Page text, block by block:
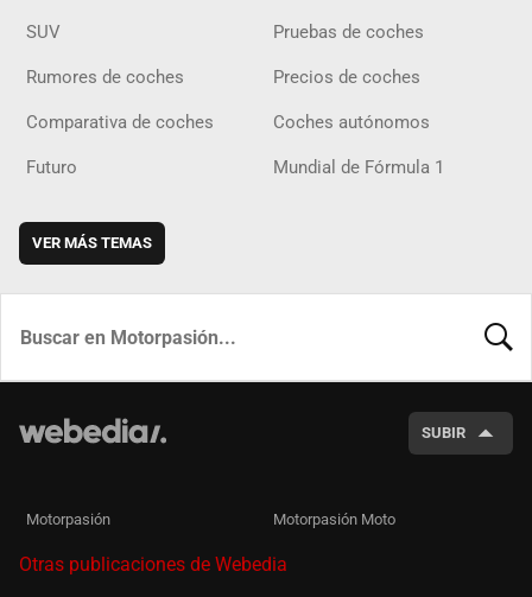
SUV Pruebas de coches
Rumores de coches Precios de coches
Comparativa de coches Coches autónomos
Futuro Mundial de Fórmula 1
VER MÁS TEMAS
SUBIR
Motorpasión Motorpasión Moto
Otras publicaciones de Webedia